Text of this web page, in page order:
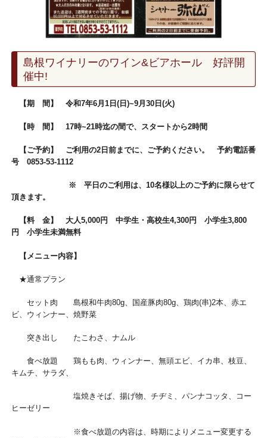
島根ワイナリーのワイン&ビアホール 好評開
催中!
【期 間】 令和7年6月1日(日)~9月30日(火)
【時 間】 17時~21時迄の間で、スタートから2時間
【ご予約】 ご利用の2日前までに、ご予約ください。 予約電話番
号 0853-53-1112
※ 平日のご利用は、10名様以上のご予約に限らせて
頂きます。
【料 金】 大人5,000円 中学生・高校生4,300円 小学生3,800
円 小学生未満無料
【メニュー内容】
★通常プラン
セット肉 島根和牛肉80g、国産豚肉80g、鶏肉(串)2本、赤エ
ビ、ウィンナー、焼野菜
突き出し たこわさ、ナムル
食べ放題 鶏もも肉、ウィンナー、無頭エビ、イカ串、枝豆、
キムチ、サラダ、
塩焼きそば、揚げ物、チヂミ、パンナコッタ、コー
ヒーゼリー
※食べ放題の内容は、時期によりメニュー変更する